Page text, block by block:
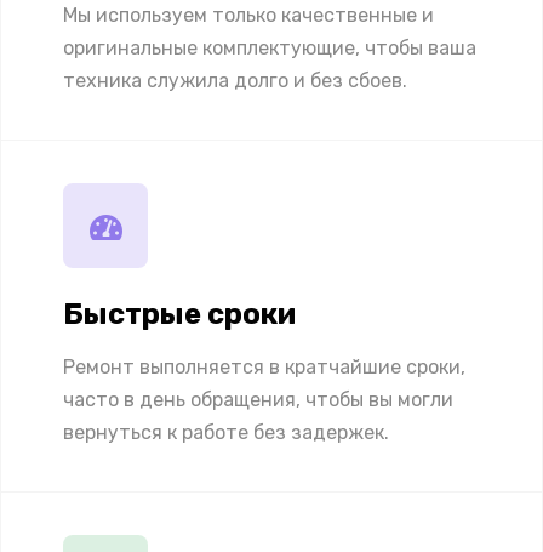
Мы используем только качественные и
оригинальные комплектующие, чтобы ваша
техника служила долго и без сбоев.
Быстрые сроки
Ремонт выполняется в кратчайшие сроки,
часто в день обращения, чтобы вы могли
вернуться к работе без задержек.